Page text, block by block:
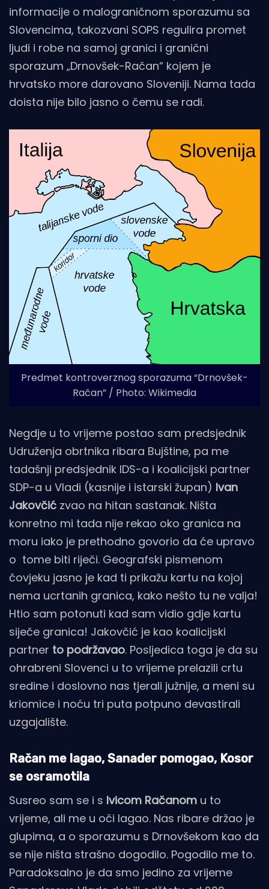
informacije o malograničnom sporazumu sa
Slovencima, takozvani SOPS regulira promet
ljudi i robe na samoj granici i granični
sporazum „Drnovšek-Račan“ kojem je
hrvatsko more darovano Sloveniji. Nama tada
doista nije bilo jasno o čemu se radi.
Predmet kontroverznog sporazuma “Drnovšek-
Račan” / Photo: Wikimedia
Negdje u to vrijeme postao sam predsjednik
Udruženja obrtnika ribara Bujštine, pa me
tadašnji predsjednik IDS-a i koalicijski partner
SDP-a u Vladi (kasnije i istarski župan) Ivan
Jakovčić zvao na hitan sastanak. Ništa
konretno mi tada nije rekao oko granica na
moru iako je prethodno govorio da će upravo
o tome biti riječi. Geografski pismenom
čovjeku jasno je kad ti prikažu kartu na kojoj
nema ucrtanih granica, kako nešto tu ne valja!
Htio sam potonuti kad sam vidio gdje kartu
siječe granica! Jakovčić je kao koalicijski
partner to podržavao. Posljedica toga je da su
ohrabreni Slovenci u to vrijeme prelazili crtu
sredine i doslovno nas tjerali južnije, a meni su
kriomice i noću tri puta potpuno devastirali
uzgajalište.
Račan me lagao, Sanader pomogao, Kosor
se osramotila
Susreo sam se i s Ivicom Račanom u to
vrijeme, ali me u oči lagao. Nas ribare držao je
glupima, a o sporazumu s Drnovšekom kao da
se nije ništa strašno dogodilo. Pogodilo me to.
Paradoksalno je da smo jedino za vrijeme